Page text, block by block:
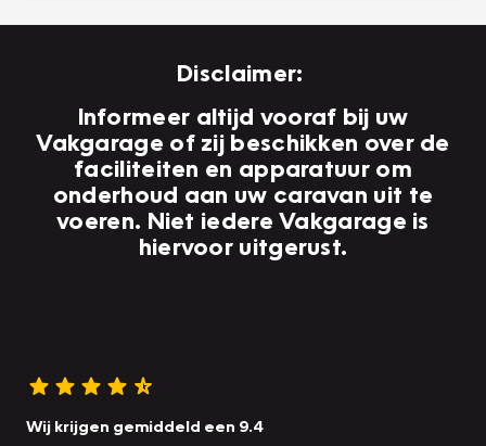
Disclaimer:
Informeer altijd vooraf bij uw
Vakgarage of zij beschikken over de
faciliteiten en apparatuur om
onderhoud aan uw caravan uit te
voeren. Niet iedere Vakgarage is
hiervoor uitgerust.
Wij krijgen gemiddeld een 9.4